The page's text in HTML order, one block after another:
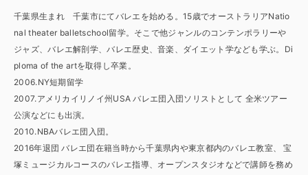
千葉県生まれ 千葉市にてバレエを始める。15歳でオーストラリアNatio
nal theater balletschool留学。そこで他ジャンルのコンテンポラリーや
ジャズ、バレエ解剖学、バレエ歴史、音楽、ダイエット学なども学ぶ。Di
ploma of the artを取得し卒業。
2006.NY短期留学
2007.アメリカイリノイ州USA バレエ団入団ソリストとして 全米ツアー
公演などにも出演。
2010.NBAバレエ団入団。
2016年退団 バレエ団在籍当時から千葉県内や東京都内のバレエ教室、 宝
塚ミュージカルコースのバレエ指導、オープンスタジオなどで講師を務め